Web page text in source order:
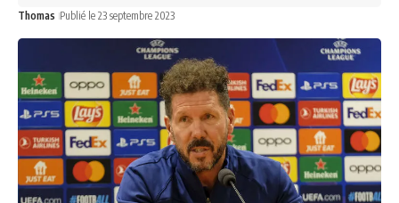
Thomas Publié le 23 septembre 2023